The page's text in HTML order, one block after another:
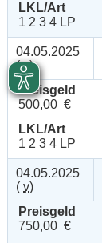
LKL/Art
1 2 3 4 LP
04.05.2025
(v)
Preisgeld
500,00 €
LKL/Art
1 2 3 4 LP
04.05.2025
( v)
Preisgeld
750,00 €